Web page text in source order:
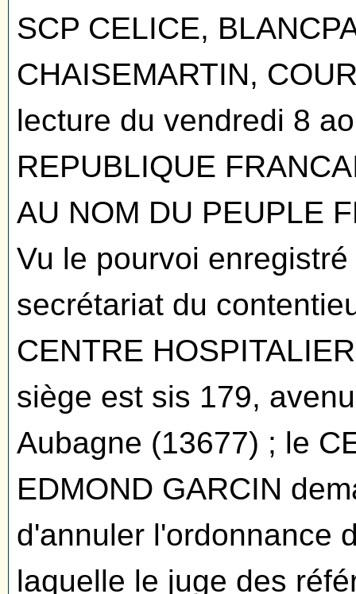
SCP CELICE,
CHAISEMARTIN,
lecture du vendredi 8
REPUBLIQUE
AU NOM DU PEUPLE
Vu le pourvoi
secrétariat du
CENTRE
siège est sis 179,
Aubagne (13677) ; le
EDMOND GARCIN
d'annuler l'ordonnance
laquelle le juge des